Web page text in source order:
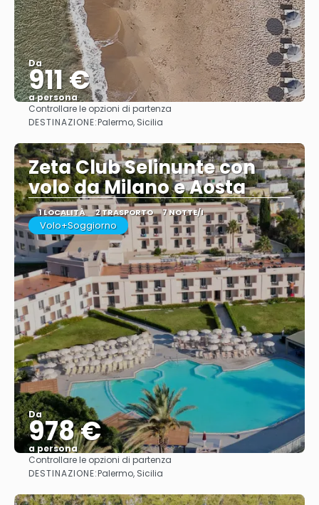
Da
911 €
a persona
Vedere
Controllare le opzioni di partenza
DESTINAZIONE:Palermo, Sicilia
Zeta Club Selinunte con
volo da Milano e Aosta
1 LOCALITÀ 2 TRASPORTO 7 NOTTE/I
Volo+Soggiorno
Da
978 €
a persona
Vedere
Controllare le opzioni di partenza
DESTINAZIONE:Palermo, Sicilia